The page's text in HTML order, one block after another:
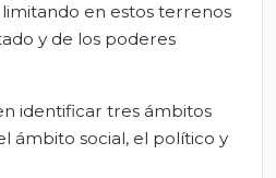
en estos terrenos
y de los poderes
identificar tres ámbitos
ámbito social, el político y